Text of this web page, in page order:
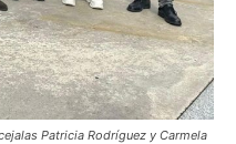
Patricia Rodríguez y Carmela